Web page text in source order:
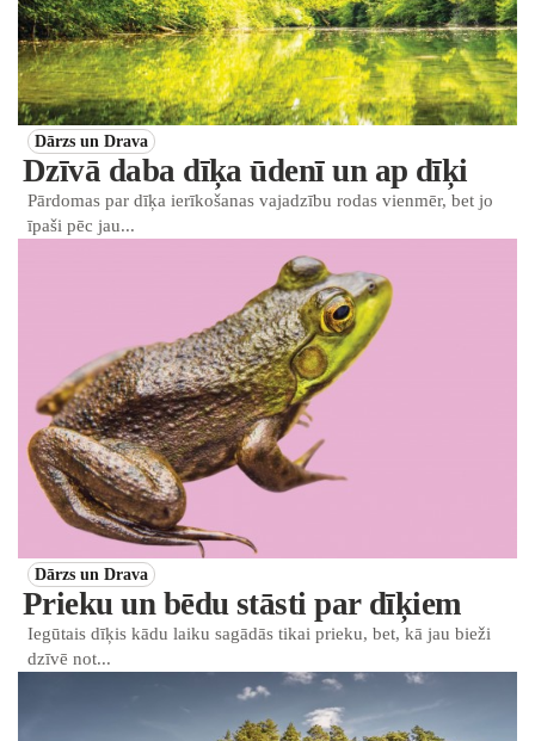
Dārzs un Drava
Dzīvā daba dīķa ūdenī un ap dīķi
Pārdomas par dīķa ierīkošanas vajadzību rodas vienmēr, bet jo
īpaši pēc jau...
Dārzs un Drava
Prieku un bēdu stāsti par dīķiem
Iegūtais dīķis kādu laiku sagādās tikai prieku, bet, kā jau bieži
dzīvē not...